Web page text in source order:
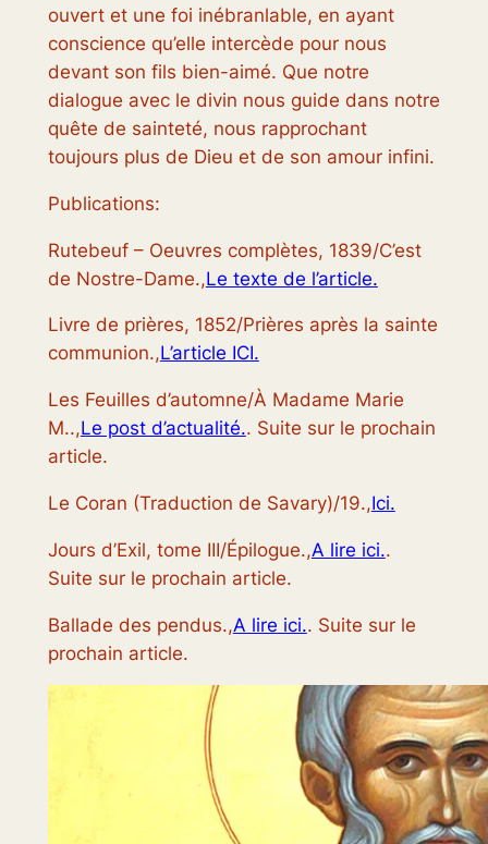
ouvert et une foi inébranlable, en ayant
conscience qu’elle intercède pour nous
devant son fils bien-aimé. Que notre
dialogue avec le divin nous guide dans notre
quête de sainteté, nous rapprochant
toujours plus de Dieu et de son amour infini.
Publications:
Rutebeuf – Oeuvres complètes, 1839/C’est
de Nostre-Dame.,Le texte de l’article.
Livre de prières, 1852/Prières après la sainte
communion.,L’article ICI.
Les Feuilles d’automne/À Madame Marie
M..,Le post d’actualité.. Suite sur le prochain
article.
Le Coran (Traduction de Savary)/19.,Ici.
Jours d’Exil, tome III/Épilogue.,A lire ici..
Suite sur le prochain article.
Ballade des pendus.,A lire ici.. Suite sur le
prochain article.